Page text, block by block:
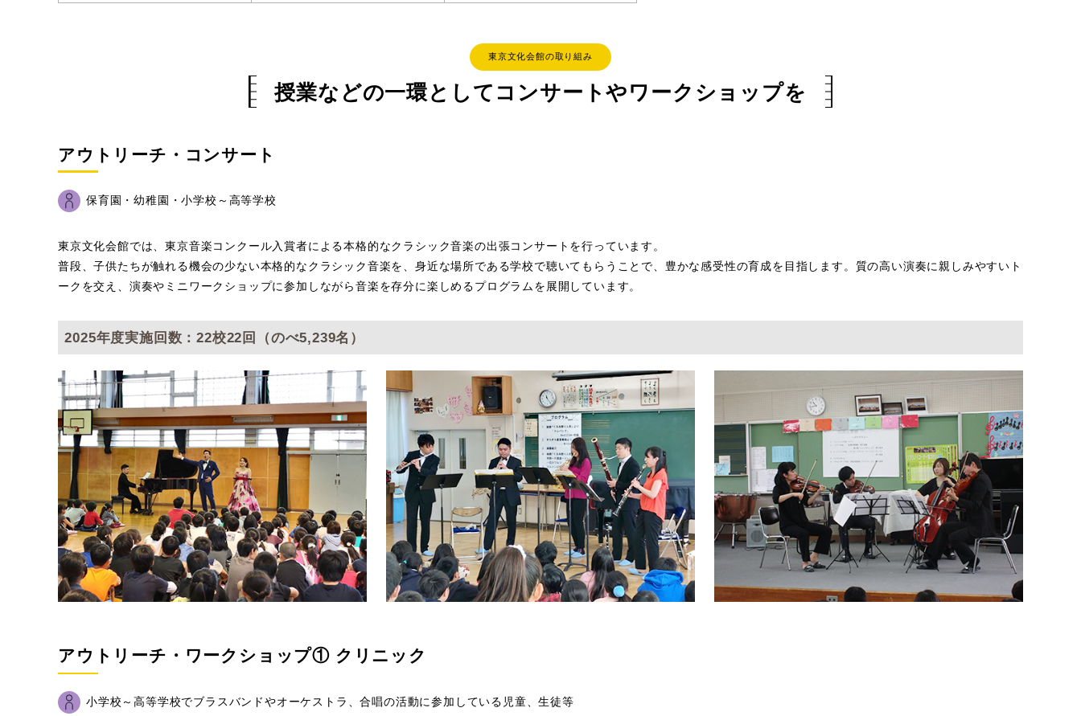
東京文化会館の取り組み
授業などの一環としてコンサートやワークショップを
アウトリーチ・コンサート
保育園・幼稚園・小学校～高等学校
東京文化会館では、東京音楽コンクール入賞者による本格的なクラシック音楽の出張コンサートを行っています。
普段、子供たちが触れる機会の少ない本格的なクラシック音楽を、身近な場所である学校で聴いてもらうことで、豊かな感受性の育成を目指します。質の高い演奏に親しみやすいト
ークを交え、演奏やミニワークショップに参加しながら音楽を存分に楽しめるプログラムを展開しています。
2025年度実施回数：22校22回（のべ5,239名）
アウトリーチ・ワークショップ① クリニック
小学校～高等学校でブラスバンドやオーケストラ、合唱の活動に参加している児童、生徒等